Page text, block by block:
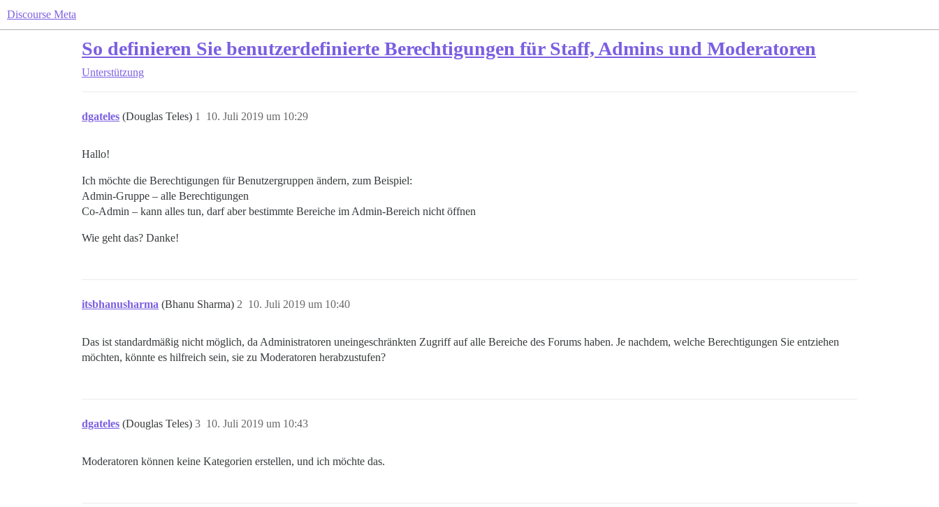
Discourse Meta
So definieren Sie benutzerdefinierte Berechtigungen für Staff, Admins und Moderatoren
Unterstützung
dgateles (Douglas Teles) 10. Juli 2019 um 10:29
1
Hallo!
Ich möchte die Berechtigungen für Benutzergruppen ändern, zum Beispiel:
Admin-Gruppe – alle Berechtigungen
Co-Admin – kann alles tun, darf aber bestimmte Bereiche im Admin-Bereich nicht öffnen
Wie geht das? Danke!
itsbhanusharma (Bhanu Sharma) 10. Juli 2019 um 10:40
2
Das ist standardmäßig nicht möglich, da Administratoren uneingeschränkten Zugriff auf alle Bereiche des Forums haben. Je nachdem, welche Berechtigungen Sie entziehen
möchten, könnte es hilfreich sein, sie zu Moderatoren herabzustufen?
dgateles (Douglas Teles) 10. Juli 2019 um 10:43
3
Moderatoren können keine Kategorien erstellen, und ich möchte das.